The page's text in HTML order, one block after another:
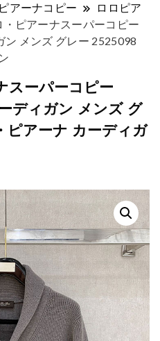
アーナコピー
ロロピア
・ピアーナスーパーコピー
ン メンズ グレー 2525098
スーパーコピー
ディガン メンズ グ
アーナ カーディガ